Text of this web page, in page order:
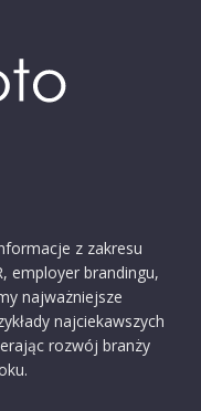
z zakresu
employer brandingu,
najważniejsze
najciekawszych
rozwój branży